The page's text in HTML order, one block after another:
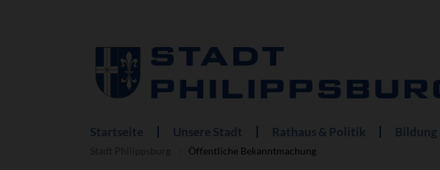
Navigation
überspringen
Startseite Unsere Stadt Rathaus & Politik Bildung
Öffentliche Bekanntmachung